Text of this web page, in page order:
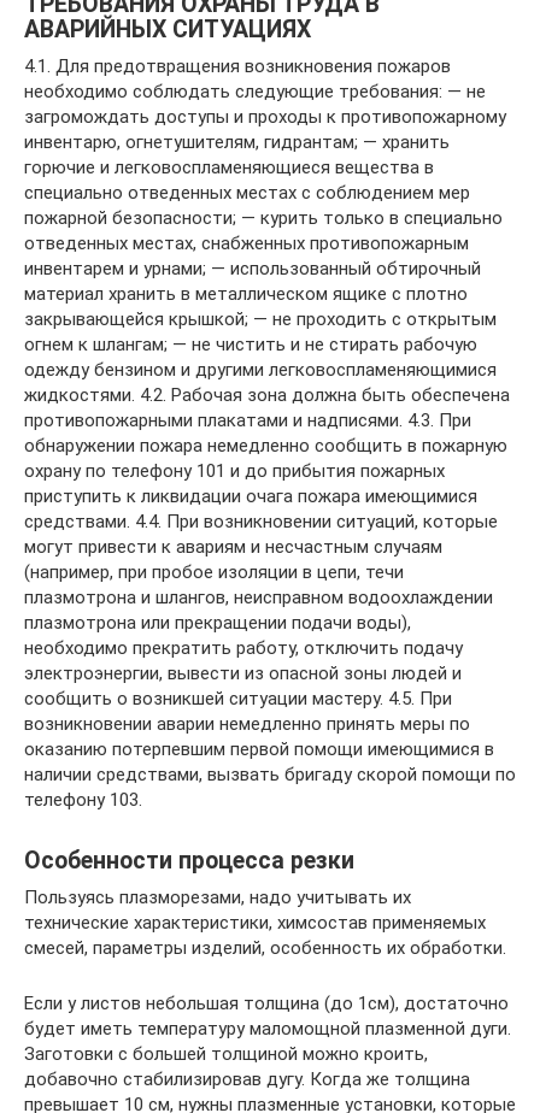
АВАРИЙНЫХ СИТУАЦИЯХ
4.1. Для предотвращения возникновения пожаров
необходимо соблюдать следующие требования: — не
загромождать доступы и проходы к противопожарному
инвентарю, огнетушителям, гидрантам; — хранить
горючие и легковоспламеняющиеся вещества в
специально отведенных местах с соблюдением мер
пожарной безопасности; — курить только в специально
отведенных местах, снабженных противопожарным
инвентарем и урнами; — использованный обтирочный
материал хранить в металлическом ящике с плотно
закрывающейся крышкой; — не проходить с открытым
огнем к шлангам; — не чистить и не стирать рабочую
одежду бензином и другими легковоспламеняющимися
жидкостями. 4.2. Рабочая зона должна быть обеспечена
противопожарными плакатами и надписями. 4.3. При
обнаружении пожара немедленно сообщить в пожарную
охрану по телефону 101 и до прибытия пожарных
приступить к ликвидации очага пожара имеющимися
средствами. 4.4. При возникновении ситуаций, которые
могут привести к авариям и несчастным случаям
(например, при пробое изоляции в цепи, течи
плазмотрона и шлангов, неисправном водоохлаждении
плазмотрона или прекращении подачи воды),
необходимо прекратить работу, отключить подачу
электроэнергии, вывести из опасной зоны людей и
сообщить о возникшей ситуации мастеру. 4.5. При
возникновении аварии немедленно принять меры по
оказанию потерпевшим первой помощи имеющимися в
наличии средствами, вызвать бригаду скорой помощи по
телефону 103.
Особенности процесса резки
Пользуясь плазморезами, надо учитывать их
технические характеристики, химсостав применяемых
смесей, параметры изделий, особенность их обработки.
Если у листов небольшая толщина (до 1см), достаточно
будет иметь температуру маломощной плазменной дуги.
Заготовки с большей толщиной можно кроить,
добавочно стабилизировав дугу. Когда же толщина
превышает 10 см, нужны плазменные установки, которые